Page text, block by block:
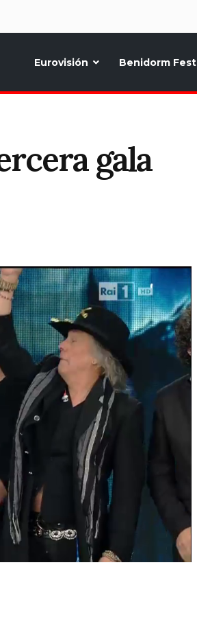
Eurovisión Benidorm Fest
gala